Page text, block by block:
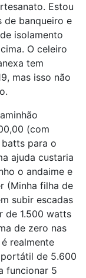
Estou
de banqueiro e
isolamento
O celeiro
tem
mas isso não
(com
para o
ajuda custaria
o andaime e
(Minha filha de
subir escadas
de 1.500 watts
de zero nas
realmente
de 5.600
funcionar 5